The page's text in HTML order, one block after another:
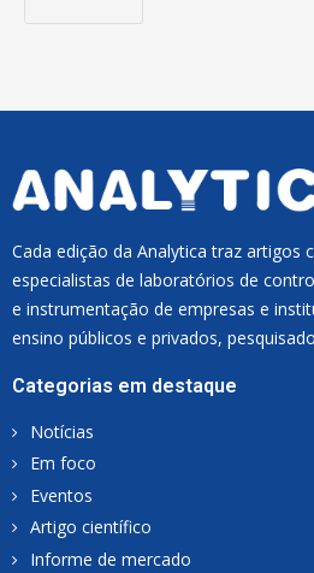
Cada edição da Analytica traz artigos
especialistas de laboratórios de
e instrumentação de empresas e
ensino públicos e privados,
Categorias em destaque
Notícias
Em foco
Eventos
Artigo científico
Informe de mercado